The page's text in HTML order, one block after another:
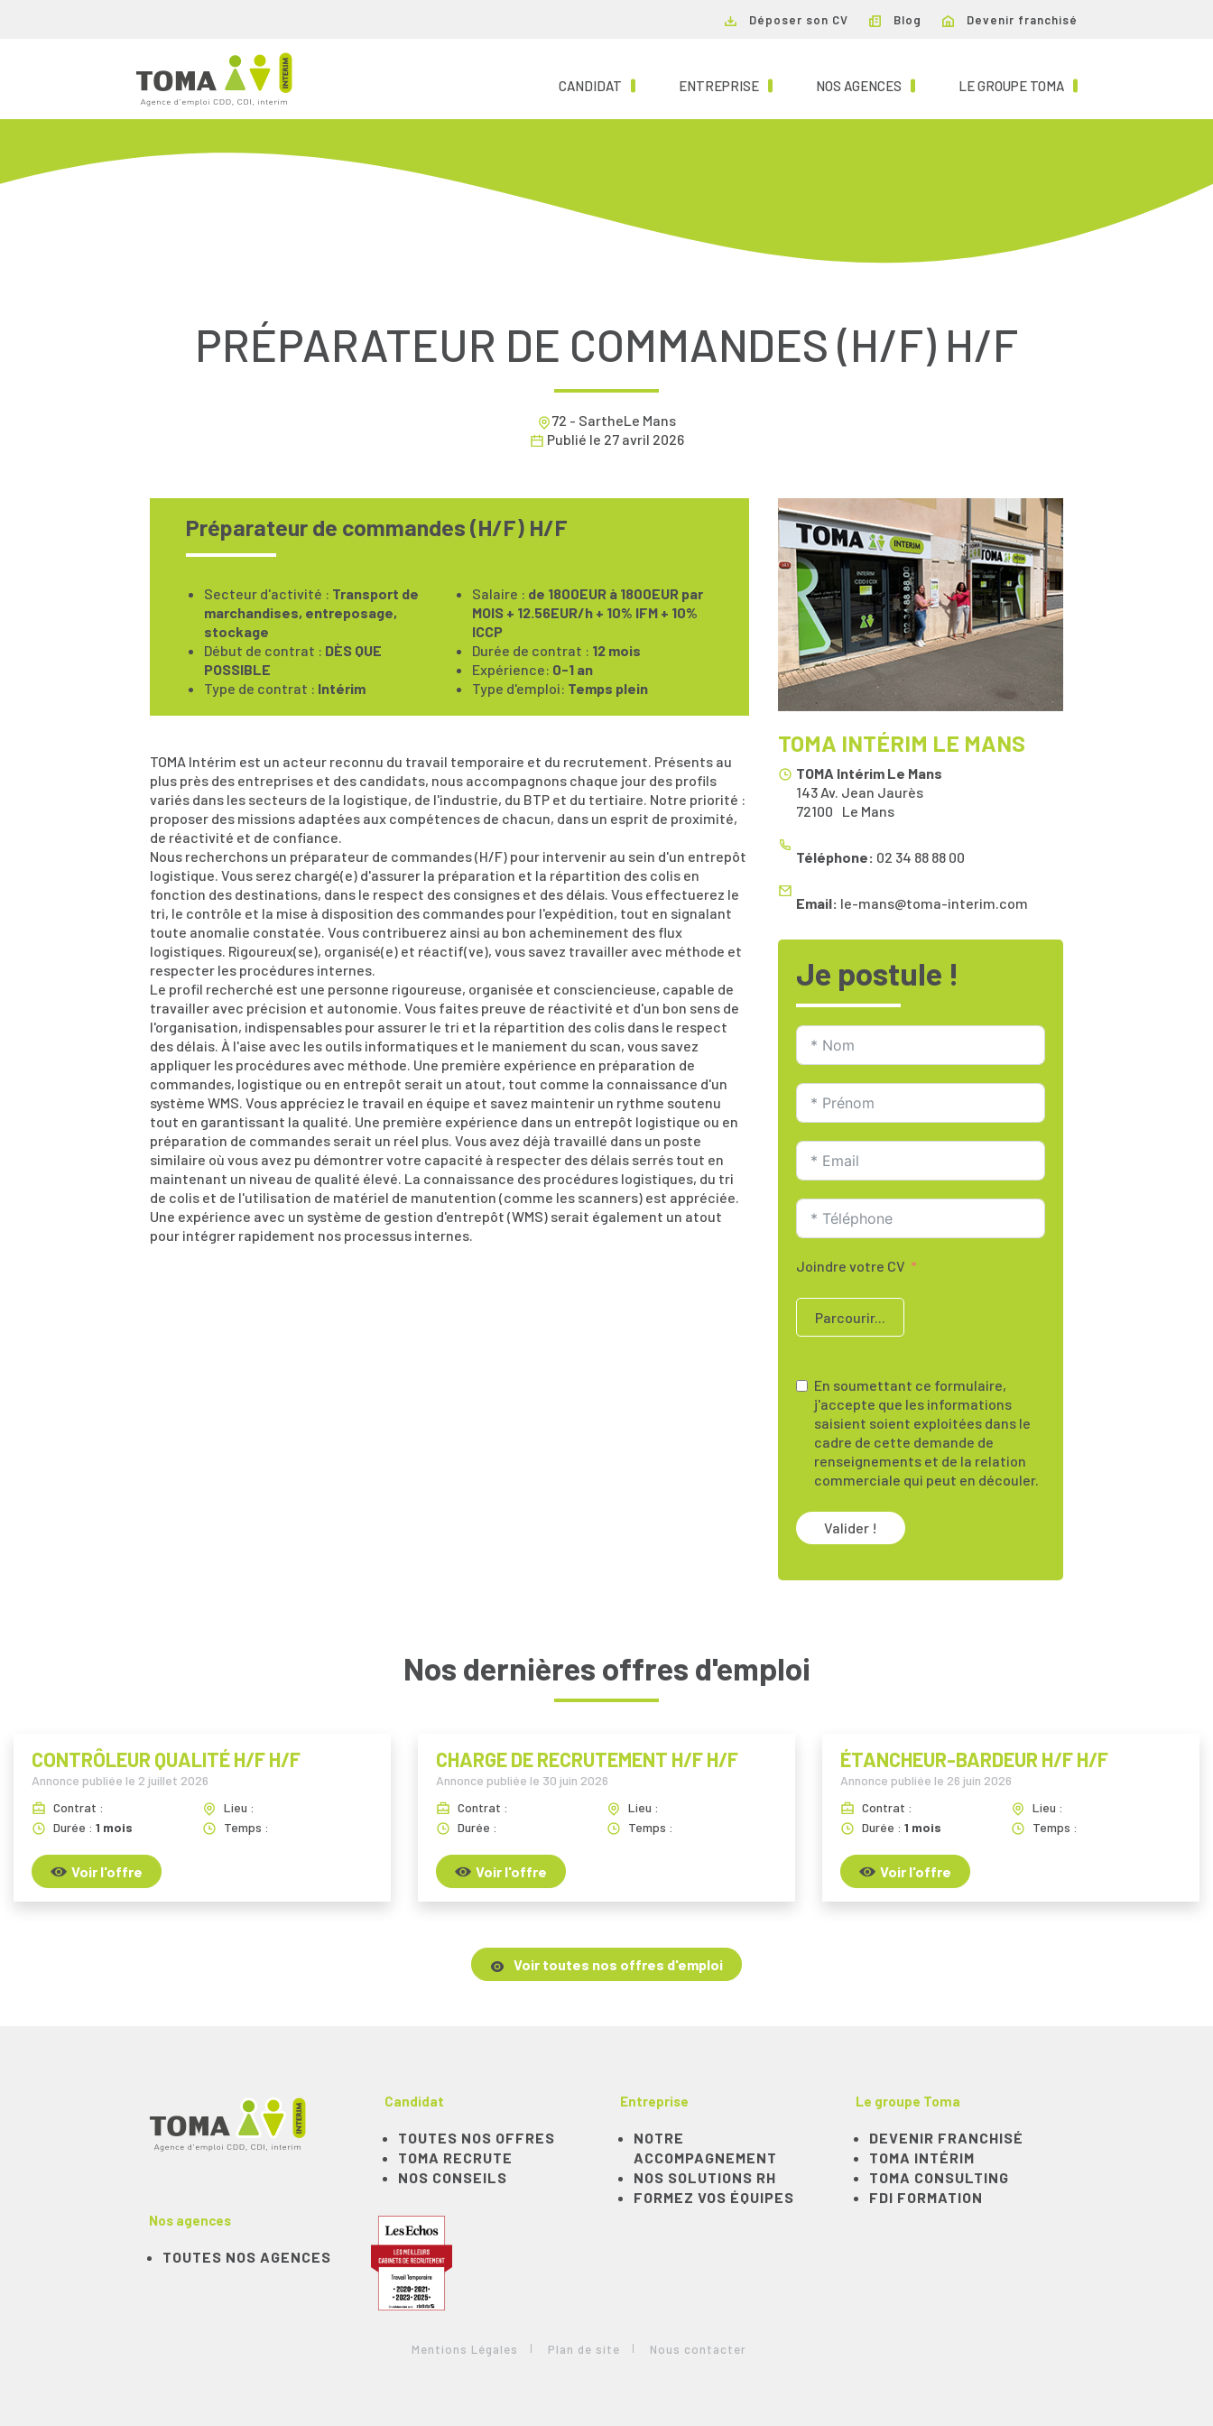
Déposer son CV Blog Devenir franchisé
CANDIDAT (CURRENT)ENTREPRISE(CURRENT)NOS AGENCES (CURRENT)LE GROUPE TOMA (CURRENT)
PRÉPARATEUR DE COMMANDES (H/F) H/F
72 - SartheLe Mans
Publié le 27 avril 2026
Préparateur de commandes (H/F) H/F
Secteur d'activité : Transport de
marchandises, entreposage,
stockage
Début de contrat : DÈS QUE
POSSIBLE
Type de contrat : Intérim
Salaire : de 1800EUR à 1800EUR par
MOIS + 12.56EUR/h + 10% IFM + 10%
ICCP
Durée de contrat : 12 mois
Expérience: 0-1 an
Type d'emploi: Temps plein
TOMA Intérim est un acteur reconnu du travail temporaire et du recrutement. Présents au
plus près des entreprises et des candidats, nous accompagnons chaque jour des profils
variés dans les secteurs de la logistique, de l'industrie, du BTP et du tertiaire. Notre priorité :
proposer des missions adaptées aux compétences de chacun, dans un esprit de proximité,
de réactivité et de confiance.
Nous recherchons un préparateur de commandes (H/F) pour intervenir au sein d'un entrepôt
logistique. Vous serez chargé(e) d'assurer la préparation et la répartition des colis en
fonction des destinations, dans le respect des consignes et des délais. Vous effectuerez le
tri, le contrôle et la mise à disposition des commandes pour l'expédition, tout en signalant
toute anomalie constatée. Vous contribuerez ainsi au bon acheminement des flux
logistiques. Rigoureux(se), organisé(e) et réactif(ve), vous savez travailler avec méthode et
respecter les procédures internes.
Le profil recherché est une personne rigoureuse, organisée et consciencieuse, capable de
travailler avec précision et autonomie. Vous faites preuve de réactivité et d'un bon sens de
l'organisation, indispensables pour assurer le tri et la répartition des colis dans le respect
des délais. À l'aise avec les outils informatiques et le maniement du scan, vous savez
appliquer les procédures avec méthode. Une première expérience en préparation de
commandes, logistique ou en entrepôt serait un atout, tout comme la connaissance d'un
système WMS. Vous appréciez le travail en équipe et savez maintenir un rythme soutenu
tout en garantissant la qualité. Une première expérience dans un entrepôt logistique ou en
préparation de commandes serait un réel plus. Vous avez déjà travaillé dans un poste
similaire où vous avez pu démontrer votre capacité à respecter des délais serrés tout en
maintenant un niveau de qualité élevé. La connaissance des procédures logistiques, du tri
de colis et de l'utilisation de matériel de manutention (comme les scanners) est appréciée.
Une expérience avec un système de gestion d'entrepôt (WMS) serait également un atout
pour intégrer rapidement nos processus internes.
TOMA INTÉRIM LE MANS
TOMA Intérim Le Mans
143 Av. Jean Jaurès
Le Mans
72100
Téléphone: 02 34 88 88 00
Email: le-mans@toma-interim.com
Je postule !
Joindre votre CV
Parcourir...
En soumettant ce formulaire,
j'accepte que les informations
saisient soient exploitées dans le
cadre de cette demande de
renseignements et de la relation
commerciale qui peut en découler.
Valider !
Nos dernières offres d'emploi
CONTRÔLEUR QUALITÉ H/F H/F
Annonce publiée le 2 juillet 2026
Contrat :
Lieu :
Durée : 1 mois Temps :
Voir l'offre
CHARGE DE RECRUTEMENT H/F H/F
Annonce publiée le 30 juin 2026
Contrat :
Lieu :
Durée :
Temps :
Voir l'offre
ÉTANCHEUR-BARDEUR H/F H/F
Annonce publiée le 26 juin 2026
Contrat :
Lieu :
Durée : 1 mois Temps :
Voir l'offre
Voir toutes nos offres d'emploi
Nos agences
TOUTES NOS AGENCES
Candidat
TOUTES NOS OFFRES
TOMA RECRUTE
NOS CONSEILS
Entreprise
NOTRE
ACCOMPAGNEMENT
NOS SOLUTIONS RH
FORMEZ VOS ÉQUIPES
Le groupe Toma
DEVENIR FRANCHISÉ
TOMA INTÉRIM
TOMA CONSULTING
FDI FORMATION
Mentions Légales Plan de site Nous contacter